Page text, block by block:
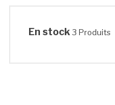
En stock3 Produits